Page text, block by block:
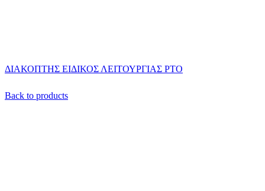
ΔΙΑΚΟΠΤΗΣ ΕΙΔΙΚΟΣ ΛΕΙΤΟΥΡΓΙΑΣ ΡΤΟ
Back to products